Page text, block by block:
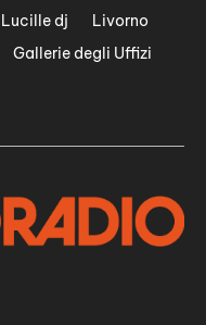
Lucille dj
Livorno
Gallerie degli Uffizi